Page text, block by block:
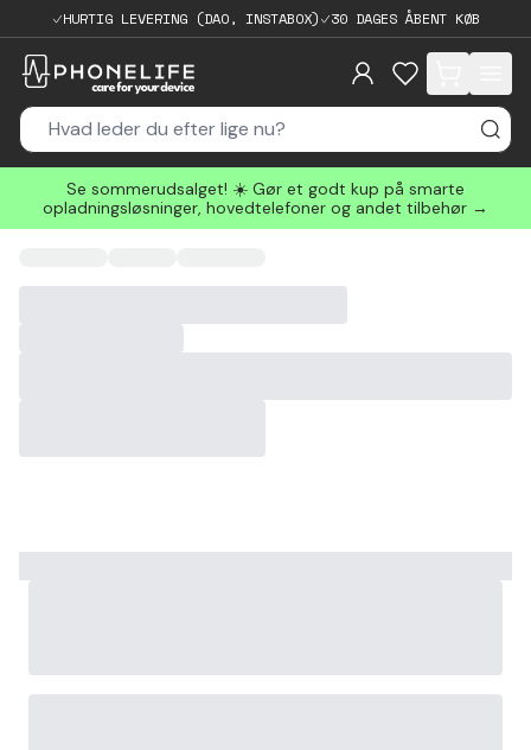
HURTIG LEVERING (DAO, INSTABOX) 30 DAGES ÅBENT KØB
items in cart,
Se sommerudsalget! ☀️ Gør et godt kup på smarte
opladningsløsninger, hovedtelefoner og andet tilbehør →